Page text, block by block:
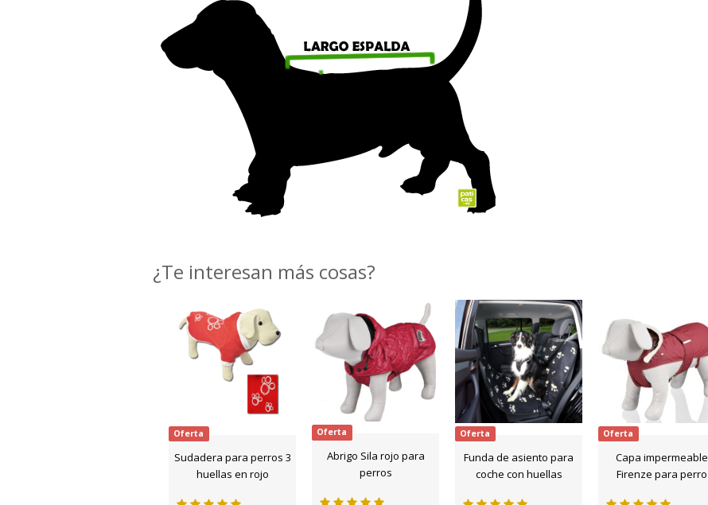
¿Te interesan más cosas?
Oferta
Sudadera para perros 3
huellas en rojo
Oferta
Abrigo Sila rojo para
perros
Oferta
Funda de asiento para
coche con huellas
Oferta
Capa impermeable
Firenze para perro